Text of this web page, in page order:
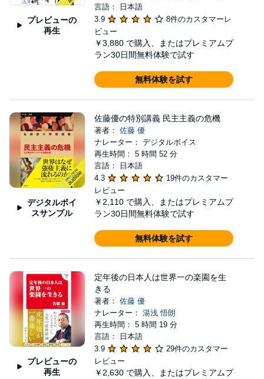
プレビューの
再生
言語： 日本語
3.9
8件のカスタマーレ
ビュー
￥3,880 で購入、またはプレミアムプ
ラン30日間無料体験で試す
無料体験を試す
デジタルボイ
スサンプル
佐藤優の特別講義 民主主義の危機
著者： 佐藤 優
ナレーター： デジタルボイス
再生時間： 5 時間 52 分
言語： 日本語
4.3
19件のカスタマー
レビュー
￥2,110 で購入、またはプレミアムプ
ラン30日間無料体験で試す
無料体験を試す
プレビューの
再生
定年後の日本人は世界一の楽園を生
きる
著者： 佐藤 優
ナレーター： 湯浅 悟朗
再生時間： 5 時間 19 分
言語： 日本語
3.9
29件のカスタマー
レビュー
￥2,630 で購入、またはプレミアムプ